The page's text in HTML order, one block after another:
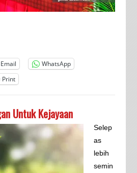
Email
WhatsApp
Print
Untuk Kejayaan
Selep
as
lebih
semin